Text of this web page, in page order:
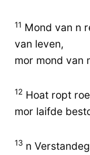
11 Mond van n
van leven,
mor mond van
12 Hoat ropt
mor laifde
13 n